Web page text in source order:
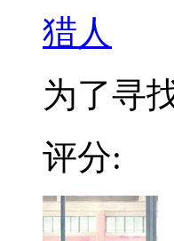
猎人
为了寻
评分: